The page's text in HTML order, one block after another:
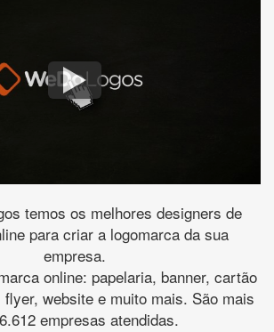
temos os melhores designers de
para criar a logomarca da sua
empresa.
online: papelaria, banner, cartão
website e muito mais. São mais
empresas atendidas.